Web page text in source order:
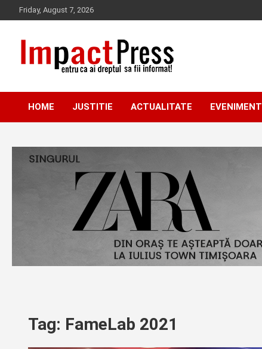
to
Friday, August 7, 2026
IMPACTPRESS
HOME JUSTITIE ACTUALITATE EVENIMENT
Tag: FameLab 2021